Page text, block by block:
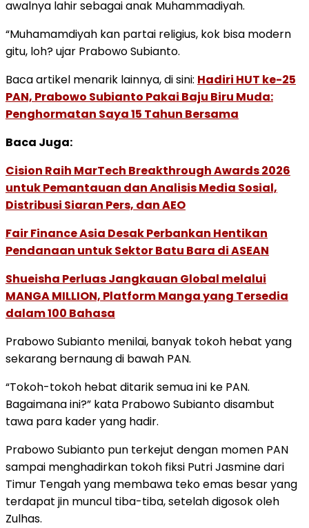
awalnya lahir sebagai anak Muhammadiyah.
“Muhamamdiyah kan partai religius, kok bisa modern
gitu, loh? ujar Prabowo Subianto.
Baca artikel menarik lainnya, di sini: Hadiri HUT ke-25
PAN, Prabowo Subianto Pakai Baju Biru Muda:
Penghormatan Saya 15 Tahun Bersama
Baca Juga:
Cision Raih MarTech Breakthrough Awards 2026
untuk Pemantauan dan Analisis Media Sosial,
Distribusi Siaran Pers, dan AEO
Fair Finance Asia Desak Perbankan Hentikan
Pendanaan untuk Sektor Batu Bara di ASEAN
Shueisha Perluas Jangkauan Global melalui
MANGA MILLION, Platform Manga yang Tersedia
dalam 100 Bahasa
Prabowo Subianto menilai, banyak tokoh hebat yang
sekarang bernaung di bawah PAN.
“Tokoh-tokoh hebat ditarik semua ini ke PAN.
Bagaimana ini?” kata Prabowo Subianto disambut
tawa para kader yang hadir.
Prabowo Subianto pun terkejut dengan momen PAN
sampai menghadirkan tokoh fiksi Putri Jasmine dari
Timur Tengah yang membawa teko emas besar yang
terdapat jin muncul tiba-tiba, setelah digosok oleh
Zulhas.